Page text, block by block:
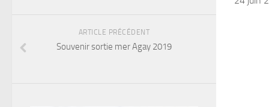
ARTICLE PRÉCÉDENT
Souvenir sortie mer Agay 2019